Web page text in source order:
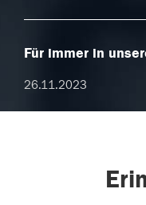
Für immer in
26.11.2023